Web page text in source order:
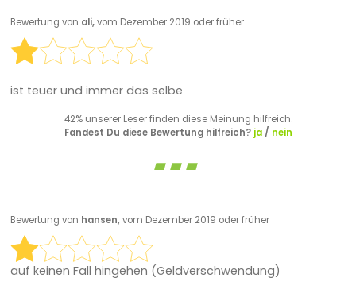
Bewertung von ali,vom Dezember 2019 oder früher
ist teuer und immer das selbe
42% unserer Leser finden diese Meinung hilfreich.
Fandest Du diese Bewertung hilfreich? ja/ nein
Bewertung von hansen,vom Dezember 2019 oder früher
auf keinen Fall hingehen (Geldverschwendung)